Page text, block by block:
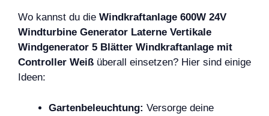
Wo kannst du die Windkraftanlage 600W 24V
Windturbine Generator Laterne Vertikale
Windgenerator 5 Blätter Windkraftanlage mit
Controller Weiß überall einsetzen? Hier sind einige
Ideen:
Gartenbeleuchtung: Versorge deine